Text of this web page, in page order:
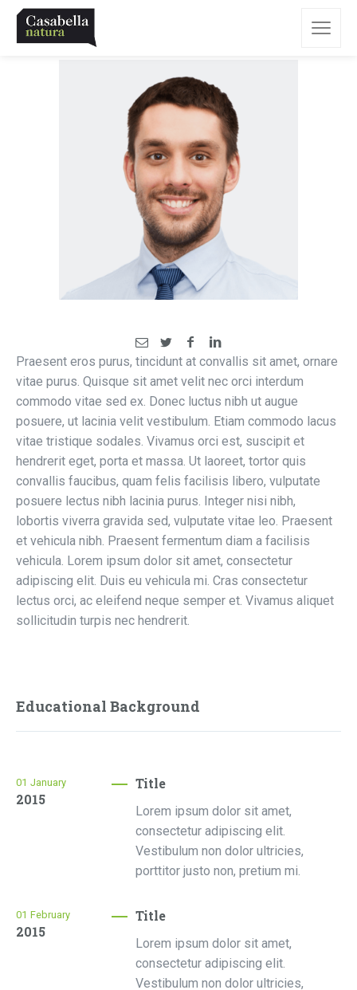
Praesent eros purus, tincidunt at convallis sit amet, ornare
vitae purus. Quisque sit amet velit nec orci interdum
commodo vitae sed ex. Donec luctus nibh ut augue
posuere, ut lacinia velit vestibulum. Etiam commodo lacus
vitae tristique sodales. Vivamus orci est, suscipit et
hendrerit eget, porta et massa. Ut laoreet, tortor quis
convallis faucibus, quam felis facilisis libero, vulputate
posuere lectus nibh lacinia purus. Integer nisi nibh,
lobortis viverra gravida sed, vulputate vitae leo. Praesent
et vehicula nibh. Praesent fermentum diam a facilisis
vehicula. Lorem ipsum dolor sit amet, consectetur
adipiscing elit. Duis eu vehicula mi. Cras consectetur
lectus orci, ac eleifend neque semper et. Vivamus aliquet
sollicitudin turpis nec hendrerit.
Educational Background
01 January
2015
Title
Lorem ipsum dolor sit amet,
consectetur adipiscing elit.
Vestibulum non dolor ultricies,
porttitor justo non, pretium mi.
01 February
2015
Title
Lorem ipsum dolor sit amet,
consectetur adipiscing elit.
Vestibulum non dolor ultricies,